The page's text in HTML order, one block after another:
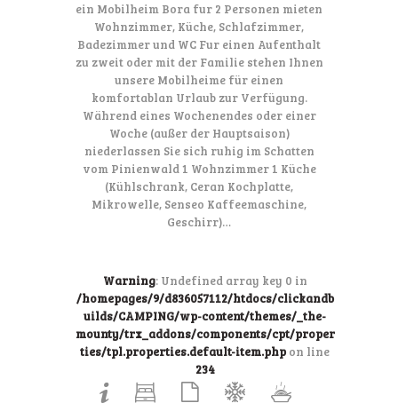
ein Mobilheim Bora fur 2 Personen mieten
Wohnzimmer, Küche, Schlafzimmer,
Badezimmer und WC Fur einen Aufenthalt
zu zweit oder mit der Familie stehen Ihnen
unsere Mobilheime für einen
komfortablan Urlaub zur Verfügung.
Während eines Wochenendes oder einer
Woche (außer der Hauptsaison)
niederlassen Sie sich ruhig im Schatten
vom Pinienwald 1 Wohnzimmer 1 Küche
(Kühlschrank, Ceran Kochplatte,
Mikrowelle, Senseo Kaffeemaschine,
Geschirr)…
Warning: Undefined array key 0 in
/homepages/9/d836057112/htdocs/clickandb
uilds/CAMPING/wp-content/themes/_the-
mounty/trx_addons/components/cpt/proper
ties/tpl.properties.default-item.php on line
234